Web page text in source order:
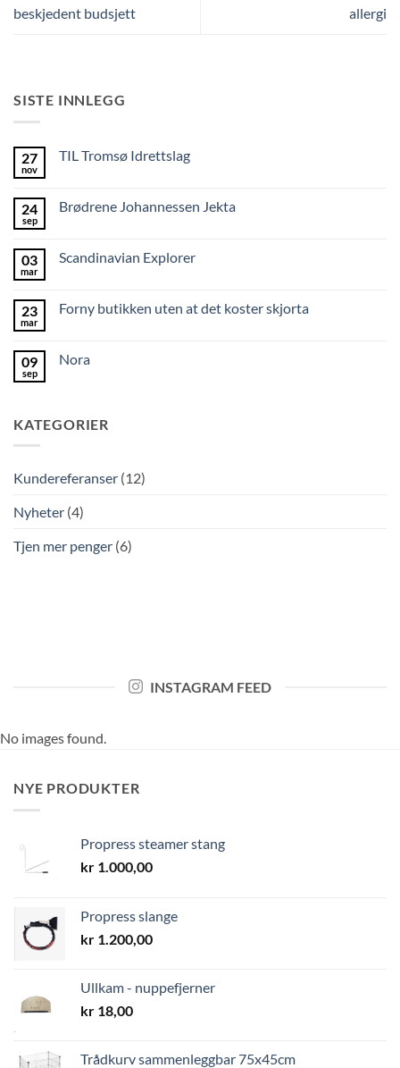
beskjedent budsjett allergi
SISTE INNLEGG
27
nov
TIL Tromsø Idrettslag
24
sep
Brødrene Johannessen Jekta
03
mar
Scandinavian Explorer
23
mar
Forny butikken uten at det koster skjorta
09
sep
Nora
KATEGORIER
Kundereferanser (12)
Nyheter (4)
Tjen mer penger (6)
INSTAGRAM FEED
No images found.
NYE PRODUKTER
Propress steamer stang
kr 1.000,00
Propress slange
kr 1.200,00
Ullkam - nuppefjerner
kr 18,00
Trådkurv sammenleggbar 75x45cm